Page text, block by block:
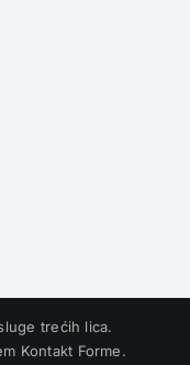
trećih lica.
Kontakt Forme.